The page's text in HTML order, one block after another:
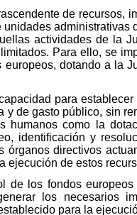
de recursos,
administrativas
actividades de la
Para ello, se
dotando a la
para establecer
y de gasto público, sin
humanos como la
identificación y
órganos directivos
ejecución de estos
de los fondos
los necesarios
para la